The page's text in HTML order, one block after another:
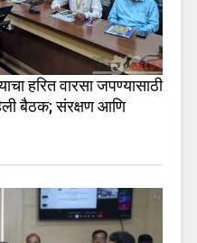
हरित वारसा जपण्यासाठी
बैठक; संरक्षण आणि